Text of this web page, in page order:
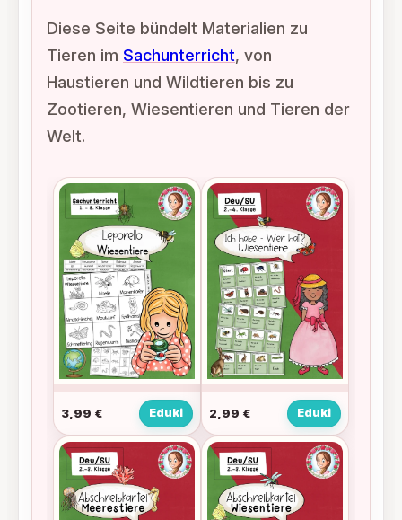
Diese Seite bündelt Materialien zu
Tieren im Sachunterricht, von
Haustieren und Wildtieren bis zu
Zootieren, Wiesentieren und Tieren der
Welt.
3,99 € Eduki 2,99 € Eduki